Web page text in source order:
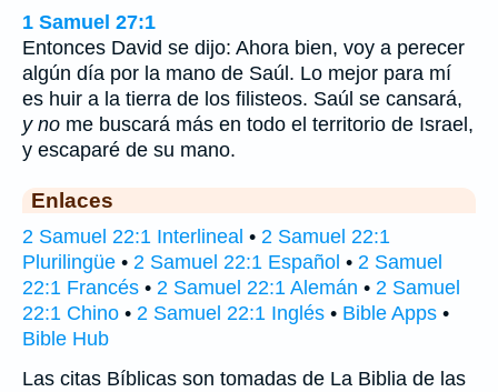
1 Samuel 27:1
Entonces David se dijo: Ahora bien, voy a perecer
algún día por la mano de Saúl. Lo mejor para mí
es huir a la tierra de los filisteos. Saúl se cansará,
y no me buscará más en todo el territorio de Israel,
y escaparé de su mano.
Enlaces
2 Samuel 22:1 Interlineal • 2 Samuel 22:1
Plurilingüe • 2 Samuel 22:1 Español • 2 Samuel
22:1 Francés • 2 Samuel 22:1 Alemán • 2 Samuel
22:1 Chino • 2 Samuel 22:1 Inglés • Bible Apps •
Bible Hub
Las citas Bíblicas son tomadas de La Biblia de las